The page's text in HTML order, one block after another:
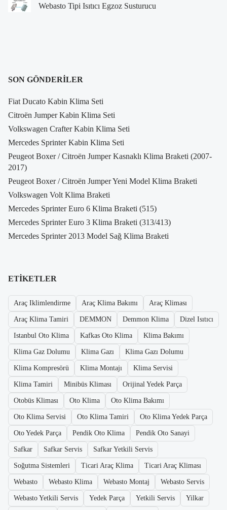
Webasto Tipi Isıtıcı Egzoz Susturucu
SON GÖNDERILER
Fiat Ducato Kabin Klima Seti
Citroën Jumper Kabin Klima Seti
Volkswagen Crafter Kabin Klima Seti
Mercedes Sprinter Kabin Klima Seti
Peugeot Boxer / Citroën Jumper Kasnaklı Klima Braketi (2007-
2017)
Peugeot Boxer / Citroën Jumper Yeni Model Klima Braketi
Volkswagen Volt Klima Braketi
Mercedes Sprinter Euro 6 Klima Braketi (515)
Mercedes Sprinter Euro 3 Klima Braketi (313/413)
Mercedes Sprinter 2013 Model Sağ Klima Braketi
ETIKETLER
Araç Iklimlendirme Araç Klima Bakımı Araç Kliması
Araç Klima Tamiri DEMMON Demmon Klima Dizel Isıtıcı
Istanbul Oto Klima Kafkas Oto Klima Klima Bakımı
Klima Gaz Dolumu Klima Gazı Klima Gazı Dolumu
Klima Kompresörü Klima Montajı Klima Servisi
Klima Tamiri Minibüs Kliması Orijinal Yedek Parça
Otobüs Kliması Oto Klima Oto Klima Bakımı
Oto Klima Servisi Oto Klima Tamiri Oto Klima Yedek Parça
Oto Yedek Parça Pendik Oto Klima Pendik Oto Sanayi
Safkar Safkar Servis Safkar Yetkili Servis
Soğutma Sistemleri Ticari Araç Klima Ticari Araç Kliması
Webasto Webasto Klima Webasto Montaj Webasto Servis
Webasto Yetkili Servis Yedek Parça Yetkili Servis Yilkar